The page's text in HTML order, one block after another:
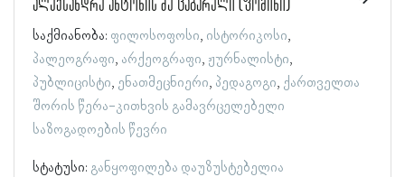
ალექსანდრე ანტონის ძე ცაგარელი (ფომინი)
საქმიანობა: ფილოსოფოსი ისტორიკოსი
პალეოგრაფი არქეოგრაფი ჟურნალისტი
პუბლიცისტი ენათმეცნიერი პედაგოგი ქართველთა
შორის წერა-კითხვის გამავრცელებელი
საზოგადოების წევრი
სტატუსი: განყოფილება დაუზუსტებელია